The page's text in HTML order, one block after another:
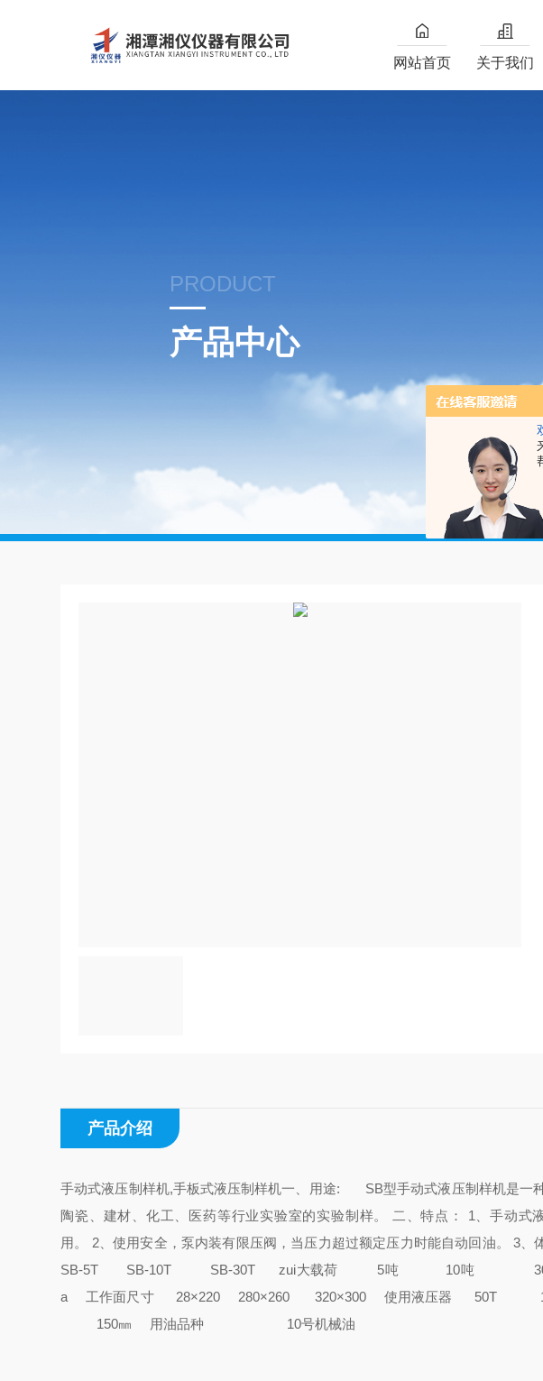
网站首页 关于我们
PRODUCT
产品中心
产品介绍
手动式液压制样机,手板式液压制样机一、用途:
SB型手动式液压制样机是一
陶瓷、建材、化工、医药等行业实验室的实验制样。
二、特点： 1、手动式
用。 2、使用安全，泵内装有限压阀，当压力超过额定压力时能自动回油。3、
SB-5T SB-10T SB-30T zui大载荷 5吨 10吨
a 工作面尺寸28×220 280×260 320×300使用液压器 50T
150㎜ 用油品种 10号机械油